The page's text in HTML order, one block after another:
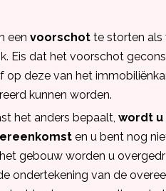
een voorschot te storten als
Eis dat het voorschot
op deze van het
kunnen worden.
het anders bepaalt, wordt u
en u bent nog
gebouw worden u
ondertekening van de